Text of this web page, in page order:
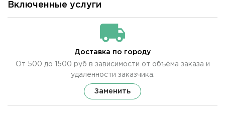
Включенные услуги
Доставка по городу
От 500 до 1500 руб в зависимости от объёма заказа и
удаленности заказчика.
Заменить